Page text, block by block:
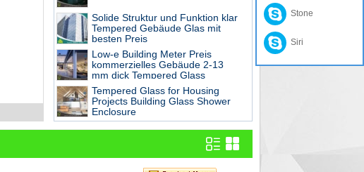
Solide Struktur und Funktion klar
Tempered Gebäude Glas mit
besten Preis
Low-e Building Meter Preis
kommerzielles Gebäude 2-13
mm dick Tempered Glass
Tempered Glass for Housing
Projects Building Glass Shower
Enclosure
Stone
Siri